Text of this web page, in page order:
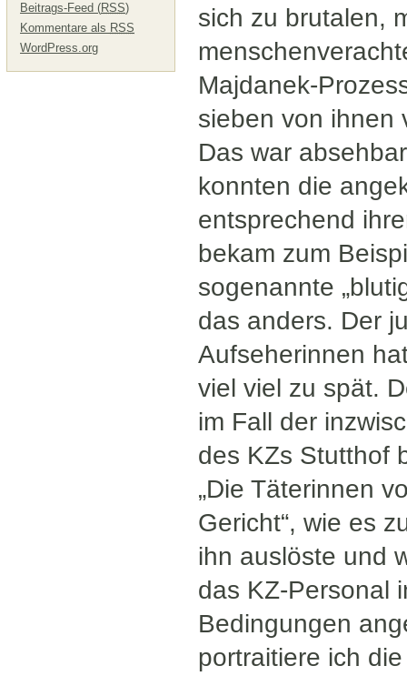
Beitrags-Feed (RSS)
Kommentare als RSS
WordPress.org
sich zu brutalen,
Majdanek-
sieben von ihnen
Das war
konnten die
entsprechend
bekam zum
sogenannte
das anders. Der
Aufseherinnen
viel viel zu spät.
im Fall der
des KZs Stutthof
„Die Täterinnen
Gericht“, wie es
ihn auslöste und
das KZ-Personal
Bedingungen
portraitiere ich